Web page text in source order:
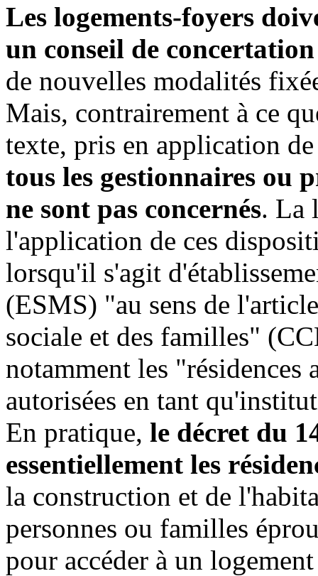
Les logements-foyers
un conseil de
de nouvelles modalités
Mais, contrairement à ce
texte, pris en application
tous les gestionnaires ou
ne sont pas concernés. La
l'application de ces
lorsqu'il s'agit
(ESMS) "au sens de
sociale et des familles"
notamment les "résidences
autorisées en tant
En pratique, le décret du
essentiellement les
la construction et de
personnes ou familles
pour accéder à un